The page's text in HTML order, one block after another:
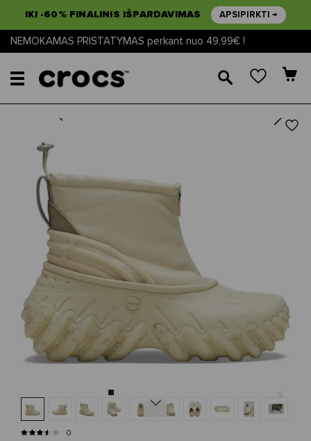
IKI -60% FINALINIS IŠPARDAVIMAS APSIPIRKTI →
NEMOKAMAS PRISTATYMAS perkant nuo 49,99€ !
🔎
Next
Next
0